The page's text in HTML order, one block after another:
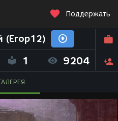
Поддержать
(Егор12)
1 9204